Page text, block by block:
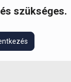
szükséges.